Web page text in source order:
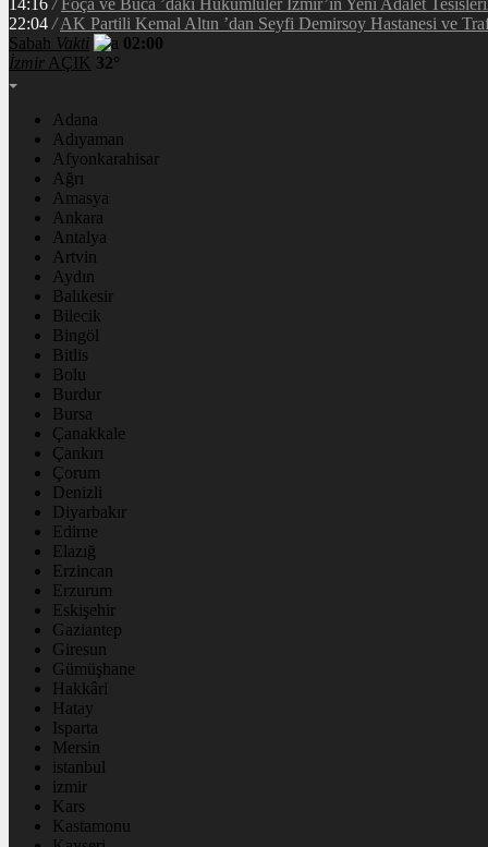
14:16 / Foça ve Buca ’daki Hükümlüler İzmir’in Yeni Adalet
22:04 / AK Partili Kemal Altın ’dan Seyfi Demirsoy Hastanesi ve
Sabah Vakti
02:00
İzmir AÇIK 32°
Adana
Adıyaman
Afyonkarahisar
Ağrı
Amasya
Ankara
Antalya
Artvin
Aydın
Balıkesir
Bilecik
Bingöl
Bitlis
Bolu
Burdur
Bursa
Çanakkale
Çankırı
Çorum
Denizli
Diyarbakır
Edirne
Elazığ
Erzincan
Erzurum
Eskişehir
Gaziantep
Giresun
Gümüşhane
Hakkâri
Hatay
Isparta
Mersin
istanbul
izmir
Kars
Kastamonu